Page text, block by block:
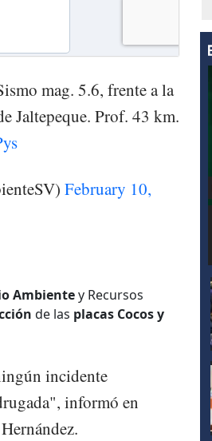
mag. 5.6, frente a la
Jaltepeque. Prof. 43 km.
February 10,
Ambientey Recursos
de las placas Cocos y
incidente
informó en